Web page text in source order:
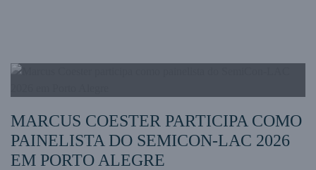
MARCUS COESTER PARTICIPA COMO
PAINELISTA DO SEMICON-LAC 2026
EM PORTO ALEGRE